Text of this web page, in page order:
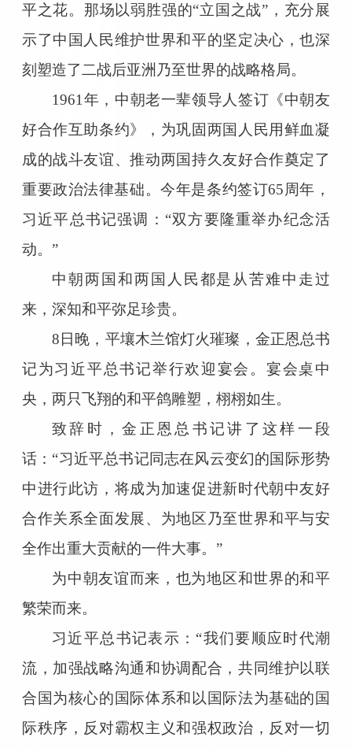
平之花。那场以弱胜强的“立国之战”，充分展
示了中国人民维护世界和平的坚定决心，也深
刻塑造了二战后亚洲乃至世界的战略格局。
1961年，中朝老一辈领导人签订《中朝友
好合作互助条约》，为巩固两国人民用鲜血凝
成的战斗友谊、推动两国持久友好合作奠定了
重要政治法律基础。今年是条约签订65周年，
习近平总书记强调：“双方要隆重举办纪念活
动。”
中朝两国和两国人民都是从苦难中走过
来，深知和平弥足珍贵。
8日晚，平壤木兰馆灯火璀璨，金正恩总书
记为习近平总书记举行欢迎宴会。宴会桌中
央，两只飞翔的和平鸽雕塑，栩栩如生。
致辞时，金正恩总书记讲了这样一段
话：“习近平总书记同志在风云变幻的国际形势
中进行此访，将成为加速促进新时代朝中友好
合作关系全面发展、为地区乃至世界和平与安
全作出重大贡献的一件大事。”
为中朝友谊而来，也为地区和世界的和平
繁荣而来。
习近平总书记表示：“我们要顺应时代潮
流，加强战略沟通和协调配合，共同维护以联
合国为核心的国际体系和以国际法为基础的国
际秩序，反对霸权主义和强权政治，反对一切